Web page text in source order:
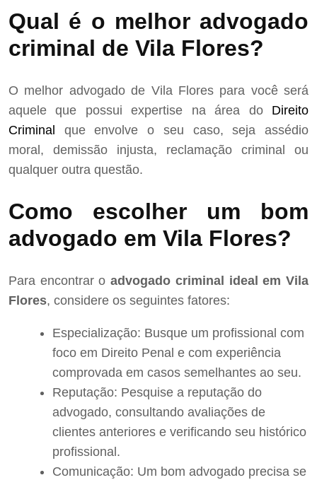
Qual é o melhor advogado
criminal de Vila Flores?
O melhor advogado de Vila Flores para você será
aquele que possui expertise na área do Direito
Criminal que envolve o seu caso, seja assédio
moral, demissão injusta, reclamação criminal ou
qualquer outra questão.
Como escolher um bom
advogado em Vila Flores?
Para encontrar oadvogado criminal ideal em Vila
Flores, considere os seguintes fatores:
Especialização: Busque um profissional com
foco em Direito Penal e com experiência
comprovada em casos semelhantes ao seu.
Reputação: Pesquise a reputação do
advogado, consultando avaliações de
clientes anteriores e verificando seu histórico
profissional.
Comunicação: Um bom advogado precisa se